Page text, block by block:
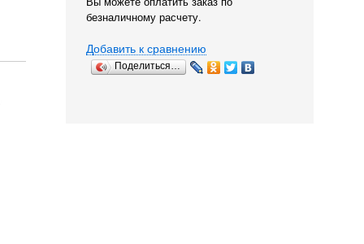
безналичному расчету.
Добавить к сравнению
Поделиться…